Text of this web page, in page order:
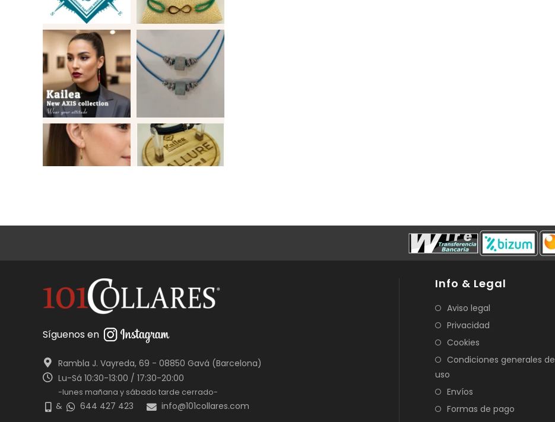
Síguenos en
Rambla J. Vayreda, 69 - 08850 Gavá (Barcelona)
Lu-Sá 10:30-13:00 / 17:30-20:00
-lunes mañana y sábado tarde cerrado-
& 644 427 423 info@101collares.com
Info & Legal
Aviso legal
Privacidad
Cookies
Condiciones generales de
uso
Envíos
Formas de pago